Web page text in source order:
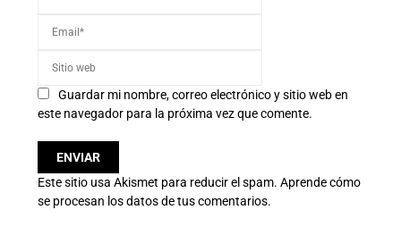
Guardar mi nombre, correo electrónico y sitio web en
este navegador para la próxima vez que comente.
Este sitio usa Akismet para reducir el spam. Aprende cómo
se procesan los datos de tus comentarios.